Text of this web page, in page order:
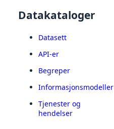
Datakataloger
Datasett
API-er
Begreper
Informasjonsmodeller
Tjenester og
hendelser